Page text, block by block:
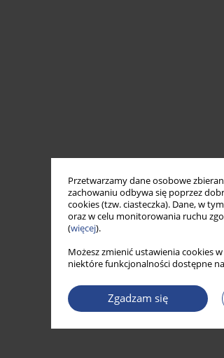
Przetwarzamy dane osobowe
zachowaniu odbywa się poprzez
cookies (tzw. ciasteczka). Dane, w
oraz w celu monitorowania ruchu
(więcej).
Możesz zmienić ustawienia cookies
niektóre funkcjonalności dostępne
Zgadzam się